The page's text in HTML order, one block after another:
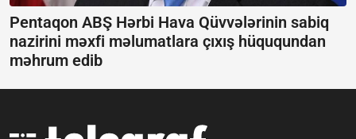
Pentaqon ABŞ Hərbi Hava Qüvvələrinin sabiq
nazirini məxfi məlumatlara çıxış hüququndan
məhrum edib